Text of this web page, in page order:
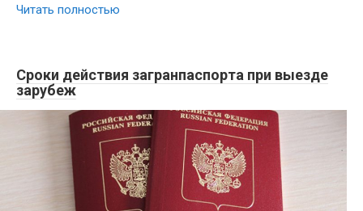
Читать полностью
Сроки действия загранпаспорта при выезде
зарубеж